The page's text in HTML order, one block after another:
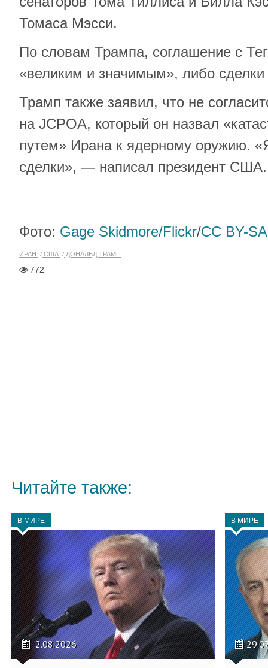
Томаса Мэсси.
По словам Трампа, соглашение с
«великим и значимым», либо сделки
Трамп также заявил, что не
на JCPOA, который он назвал
путем» Ирана к ядерному оружию.
сделки», — написал президент США.
Фото: Gage Skidmore/Flickr/CC BY-
ИРАН США ДОНАЛЬД ТРАМП
772
Читайте также:
В МИРЕ
2.08.2026
В МИРЕ